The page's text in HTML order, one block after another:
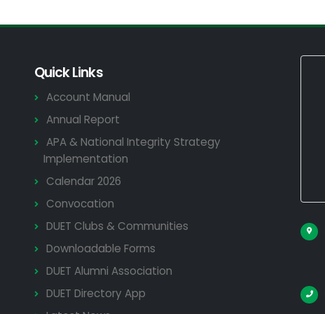
Quick Links
Account Manual
Annual Report
APA & National Integrity Strategy
Implementation
Calendar 2026
Convocation
DUET Clubs & Communities
Downloadable Forms
DUET Alumni Association
DUET Directory App